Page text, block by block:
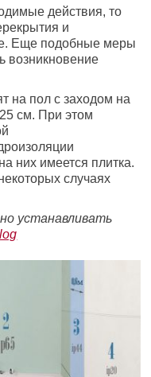
действия, то
и
Еще подобные меры
возникновение
на пол с заходом на
см. При этом
них имеется плитка.
случаях
устанавливать